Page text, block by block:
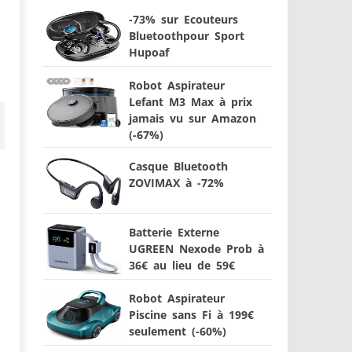
-73% sur Ecouteurs
Bluetoothpour Sport
Hupoaf
Robot Aspirateur
Lefant M3 Max à prix
jamais vu sur Amazon
(-67%)
Casque Bluetooth
ZOVIMAX à -72%
Batterie Externe
UGREEN Nexode Prob à
36€ au lieu de 59€
Robot Aspirateur
Piscine sans Fi à 199€
seulement (-60%)